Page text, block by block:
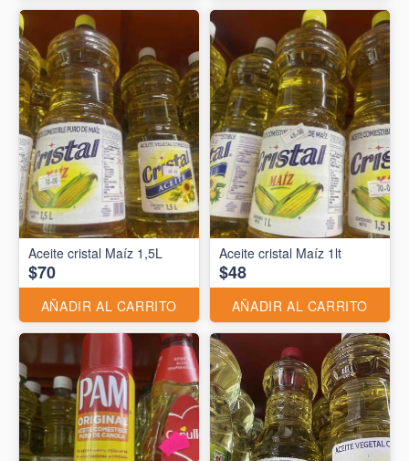
Aceite cristal Maíz 1,5L
$70
AÑADIR AL CARRITO
Aceite cristal Maíz 1lt
$48
AÑADIR AL CARRITO